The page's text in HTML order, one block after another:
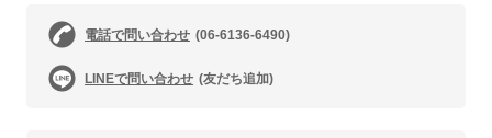
電話で問い合わせ (06-6136-6490)
LINEで問い合わせ (友だち追加)